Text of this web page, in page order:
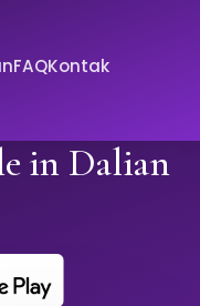
FAQKontak
in Dalian